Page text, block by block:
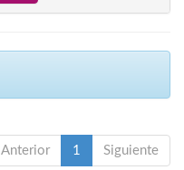
Anterior 1 Siguiente